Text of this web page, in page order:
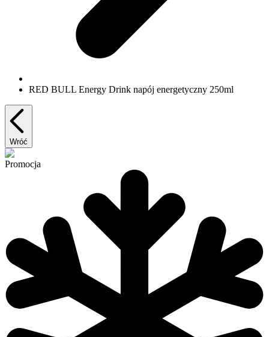
RED BULL Energy Drink napój energetyczny 250ml
Wróć
Promocja